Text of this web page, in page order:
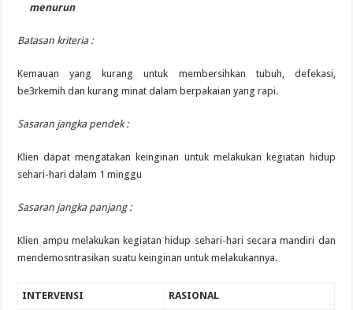
menurun
Batasan kriteria :
Kemauan yang kurang untuk membersihkan tubuh, defekasi,
be3rkemih dan kurang minat dalam berpakaian yang rapi.
Sasaran jangka pendek :
Klien dapat mengatakan keinginan untuk melakukan kegiatan hidup
sehari-hari dalam 1 minggu
Sasaran jangka panjang :
Klien ampu melakukan kegiatan hidup sehari-hari secara mandiri dan
mendemosntrasikan suatu keinginan untuk melakukannya.
INTERVENSI RASIONAL